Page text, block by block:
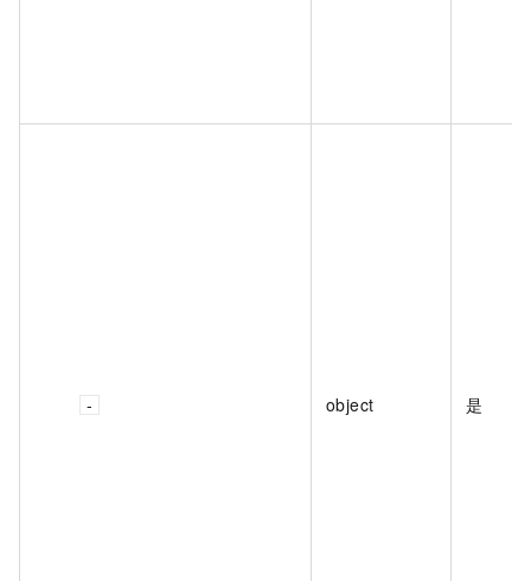
object 是